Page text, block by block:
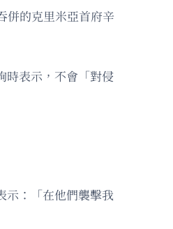
併的克里米亞首府辛
時表示，不會「對侵
示：「在他們襲擊我